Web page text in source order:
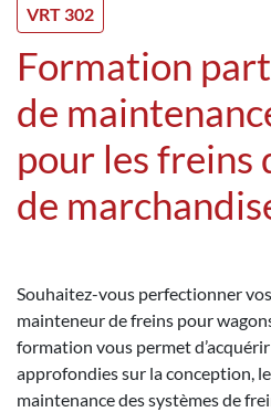
VRT 302
Formation
de
pour les freins
de
Souhaitez-vous perfectionner
mainteneur de freins pour
formation vous permet
approfondies sur la conception,
maintenance des systèmes de